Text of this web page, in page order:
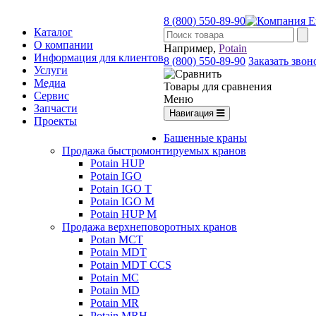
Каталог
О компании
Информация для клиентов
Услуги
Медиа
Сервис
Запчасти
Проекты
8 (800) 550-89-90
Например, Potain
8 (800) 550-89-90 Заказать
Товары для сравнения
Меню
Навигация
Башенные краны
Продажа быстромонтируемых кранов
Potain HUP
Potain IGO
Potain IGO T
Potain IGO M
Potain HUP M
Продажа верхнеповоротных кранов
Potan MCT
Potain MDT
Potain MDT CCS
Potain MC
Potain MD
Potain MR